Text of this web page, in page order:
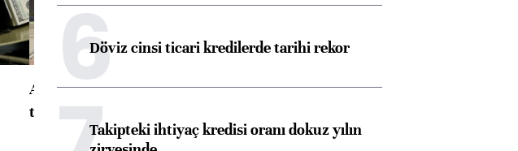
ABD'de konut başlangıçları
toparlandı
6Döviz cinsi ticari kredilerde tarihi rekor
Takipteki ihtiyaç kredisi oranı dokuz yılın